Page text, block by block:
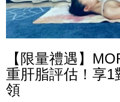
【限量禮遇】
重肝脂評估！享1
領